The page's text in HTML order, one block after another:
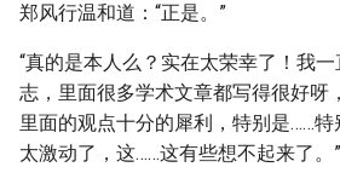
郑风行温和道：“正是。”
“真的是本人么？实在太荣幸了！我
志，里面很多学术文章都写得很好呀
里面的观点十分的犀利，特别是……
太激动了，这……这有些想不起来了。”